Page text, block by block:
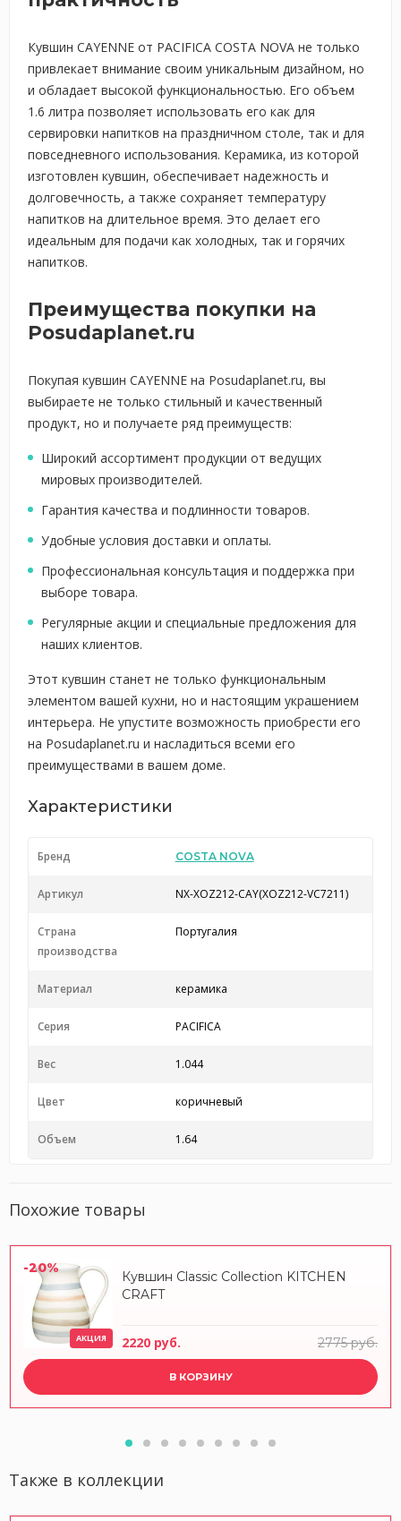
Кувшин CAYENNE от PACIFICA COSTA NOVA не только
привлекает внимание своим уникальным дизайном, но
и обладает высокой функциональностью. Его объем
1.6 литра позволяет использовать его как для
сервировки напитков на праздничном столе, так и для
повседневного использования. Керамика, из которой
изготовлен кувшин, обеспечивает надежность и
долговечность, а также сохраняет температуру
напитков на длительное время. Это делает его
идеальным для подачи как холодных, так и горячих
напитков.
Преимущества покупки на
Posudaplanet.ru
Покупая кувшин CAYENNE на Posudaplanet.ru, вы
выбираете не только стильный и качественный
продукт, но и получаете ряд преимуществ:
Широкий ассортимент продукции от ведущих
мировых производителей.
Гарантия качества и подлинности товаров.
Удобные условия доставки и оплаты.
Профессиональная консультация и поддержка при
выборе товара.
Регулярные акции и специальные предложения для
наших клиентов.
Этот кувшин станет не только функциональным
элементом вашей кухни, но и настоящим украшением
интерьера. Не упустите возможность приобрести его
на Posudaplanet.ru и насладиться всеми его
преимуществами в вашем доме.
Характеристики
Бренд COSTA NOVA
Артикул NX-XOZ212-CAY(XOZ212-VC7211)
Страна
производства
Португалия
Материал керамика
Серия PACIFICA
Вес 1.044
Цвет коричневый
Объем 1.64
Похожие товары
-20%
АКЦИЯ
Кувшин Classic Collection KITCHEN
CRAFT
2220 руб. 2775 руб.
В КОРЗИНУ
Также в коллекции